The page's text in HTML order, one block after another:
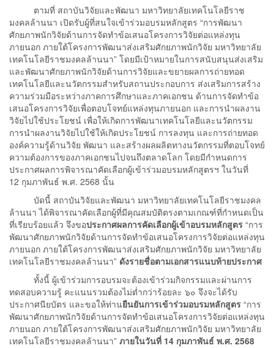
ตามที่ สถาบันวิจัยและพัฒนา มหาวิทยาลัยเทคโนโลยีราช
มงคลล้านนา เปิดรับผู้ที่สนใจเข้าร่วมอบรมหลักสูตร “การพัฒนา
ศักยภาพนักวิจัยด้านการจัดทำข้อเสนอโครงการวิจัยต่อแหล่งทุน
ภายนอก ภายใต้โครงการพัฒนาส่งเสริมศักยภาพนักวิจัย มหาวิทยาลัย
เทคโนโลยีราชมงคลล้านนา” โดยมีเป้าหมายในการสนับสนุนส่งเสริม
และพัฒนาศักยภาพนักวิจัยด้านการวิจัยและขยายผลการถ่ายทอด
เทคโนโลยีและนวัตกรรมสำหรับสถานประกอบการ ส่งเสริมการสร้าง
ความร่วมมือระหว่างภาคการศึกษาและภาคเอกชน ด้านการจัดทำข้อ
เสนอโครงการวิจัยเพื่อตอบโจทย์แหล่งทุนภายนอก และการนำผลงาน
วิจัยไปใช้ประโยชน์ เพื่อให้เกิดการพัฒนาเทคโนโลยีและนวัตกรรม
การนำผลงานวิจัยไปใช้ให้เกิดประโยชน์ การลงทุน และการถ่ายทอด
องค์ความรู้ด้านวิจัย พัฒนา และสร้างผลผลิตทางนวัตกรรมที่ตอบโจทย์
ความต้องการของภาคเอกชนไปจนถึงตลาดโลก โดยมีกำหนดการ
ประกาศผลการพิจารณาคัดเลือกผู้เข้าร่วมอบรมหลักสูตรฯ ในวันที่
12 กุมภาพันธ์ พ.ศ. 2568 นั้น
บัดนี้ สถาบันวิจัยและพัฒนา มหาวิทยาลัยเทคโนโลยีราชมงคล
ล้านนา ได้พิจารณาคัดเลือกผู้ที่มีคุณสมบัติตรงตามเกณฑ์ที่กำหนดเป็น
ที่เรียบร้อยแล้ว จึงขอประกาศผลการคัดเลือกผู้เข้าอบรมหลักสูตร “การ
พัฒนาศักยภาพนักวิจัยด้านการจัดทำข้อเสนอโครงการวิจัยต่อแหล่งทุน
ภายนอก ภายใต้โครงการพัฒนาส่งเสริมศักยภาพนักวิจัย มหาวิทยาลัย
เทคโนโลยีราชมงคลล้านนา” ดังรายชื่อตามเอกสารแนบท้ายประกาศ
ทั้งนี้ ผู้เข้าร่วมการอบรมจะต้องเข้าร่วมกิจกรรมและผ่านการ
ทดสอบความรู้ คะแนนรวมต้องไม่ต่ำกว่าร้อยละ ๖๐ จึงจะได้รับ
ประกาศนียบัตร และขอให้ท่านยืนยันการเข้าร่วมอบรมหลักสูตร “การ
พัฒนาศักยภาพนักวิจัยด้านการจัดทำข้อเสนอโครงการวิจัยต่อแหล่งทุน
ภายนอก ภายใต้โครงการพัฒนาส่งเสริมศักยภาพนักวิจัย มหาวิทยาลัย
เทคโนโลยีราชมงคลล้านนา” ภายในวันที่ 14 กุมภาพันธ์ พ.ศ. 2568